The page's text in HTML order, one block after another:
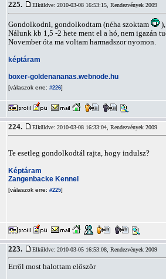
225. Elküldve: 2010-03-08 16:53:15, Rendezvények 2009
Gondolkodni, gondolkodtam (néha szoktam
Nálunk kb 1,5 -2 hete ment el a hó, nem igazán
November óta ma voltam harmadszor nyomon.
képtáram
boxer-goldenananas.webnode.hu
[válaszok erre: #226]
224. Elküldve: 2010-03-08 16:33:04, Rendezvények 2009
Te esetleg gondolkodtál rajta, hogy indulsz?
Képtáram
Zangenbacke Kennel
[válaszok erre: #225]
223. Elküldve: 2010-03-05 16:53:08, Rendezvények 2009
Erről most halottam először